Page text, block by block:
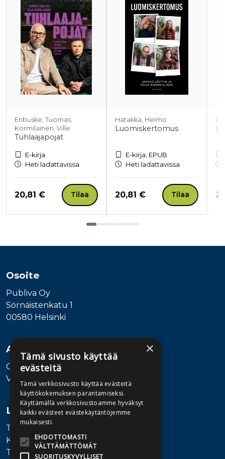
Enbuske, Tuomas;
Kormilainen, Ville
Tuhlaajapojat
E-kirja
Heti ladattavissa
Hinta nyt
20,81 € Tilaa
Hatakka, Heimo
Luomiskertomus
E-kirja, EPUB
Heti ladattavissa
Hinta nyt
20,81 € Tilaa
Osoite
Publiva Oy
Sörnäistenkatu 1
00580 Helsinki
Asiakaspalvelu
Ota yhteyttä
Vaihde: 010 345100
Lisätietoa
Toimitusehdot
Käyttöohjeet
Tietosuojaseloste
×
Tämä sivusto käyttää
evästeitä
Tämä verkkosivusto käyttää evästeitä
käyttökokemuksen parantamiseksi.
Käyttämällä verkkosivustoamme hyväksyt
kaikki evästeet evästekäytäntöjemme
mukaisesti.
EHDOTTOMASTI
VÄLTTÄMÄTTÖMÄT
SUORITUSKYVYLLISET